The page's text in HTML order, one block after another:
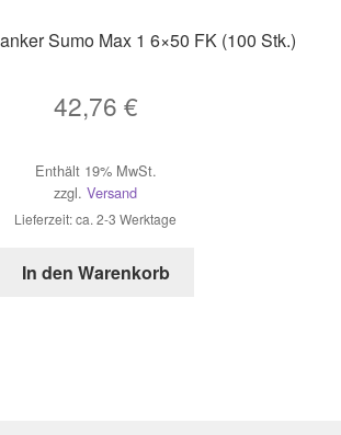
Sumo Max 1 6×50 FK (100 Stk.)
42,76 €
Enthält 19% MwSt.
zzgl. Versand
Lieferzeit: ca. 2-3 Werktage
In den Warenkorb